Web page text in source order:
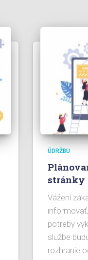
ÚDRŽBU
stránky
Vážení
potreby
službe
rozhranie